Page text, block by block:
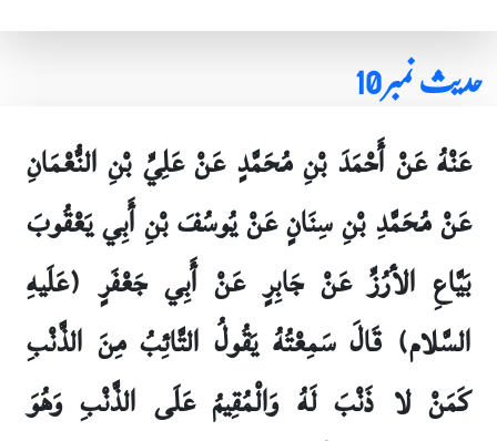
حدیث نمبر 10
عَنْهُ عَنْ أَحْمَدَ بْنِ مُحَمَّدٍ عَنْ عَلِيِّ بْنِ النُّعْمَانِ
عَنْ مُحَمَّدِ بْنِ سِنَانٍ عَنْ يُوسُفَ بْنِ أَبِي يَعْقُوبَ
بَيَّاعِ الأرُزِّ عَنْ جَابِرٍ عَنْ أَبِي جَعْفَرٍ (عَلَيهِ
السَّلام) قَالَ سَمِعْتُهُ يَقُولُ التَّائِبُ مِنَ الذَّنْبِ
كَمَنْ لا ذَنْبَ لَهُ وَالْمُقِيمُ عَلَى الذَّنْبِ وَهُوَ